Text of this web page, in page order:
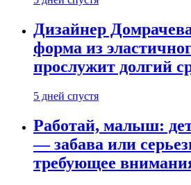
Дизайнер
форма из
прослужит долгий
5 дней спустя
Работай, малыш:
— забава или
требующее